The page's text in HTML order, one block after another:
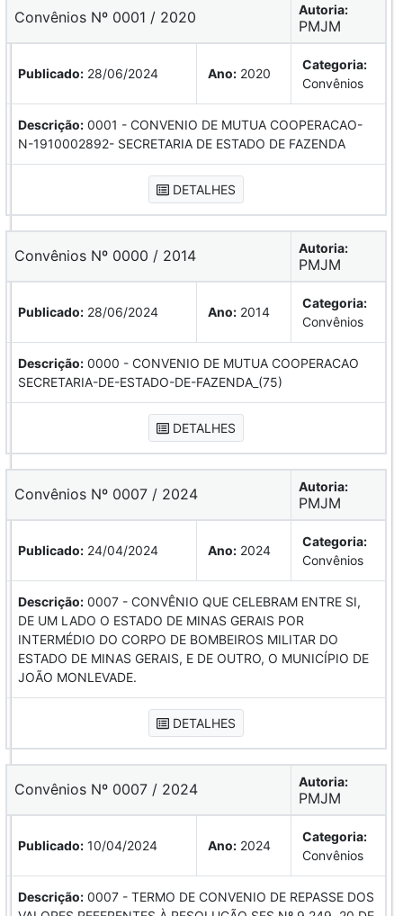
Convênios Nº 0001 / 2020 Autoria:
PMJM
Publicado: 28/06/2024 Ano: 2020
Categoria:
Convênios
Descrição: 0001 - CONVENIO DE MUTUA COOPERACAO-
N-1910002892- SECRETARIA DE ESTADO DE FAZENDA
DETALHES
Convênios Nº 0000 / 2014 Autoria:
PMJM
Publicado: 28/06/2024 Ano: 2014
Categoria:
Convênios
Descrição: 0000 - CONVENIO DE MUTUA COOPERACAO
SECRETARIA-DE-ESTADO-DE-FAZENDA_(75)
DETALHES
Convênios Nº 0007 / 2024 Autoria:
PMJM
Publicado: 24/04/2024 Ano: 2024
Categoria:
Convênios
Descrição: 0007 - CONVÊNIO QUE CELEBRAM ENTRE SI,
DE UM LADO O ESTADO DE MINAS GERAIS POR
INTERMÉDIO DO CORPO DE BOMBEIROS MILITAR DO
ESTADO DE MINAS GERAIS, E DE OUTRO, O MUNICÍPIO DE
JOÃO MONLEVADE.
DETALHES
Convênios Nº 0007 / 2024 Autoria:
PMJM
Publicado: 10/04/2024 Ano: 2024
Categoria:
Convênios
Descrição: 0007 - TERMO DE CONVENIO DE REPASSE DOS